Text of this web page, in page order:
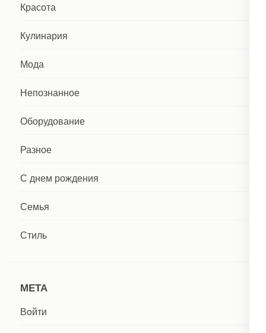
Красота
Кулинария
Мода
Непознанное
Оборудование
Разное
С днем рождения
Семья
Стиль
МЕТА
Войти